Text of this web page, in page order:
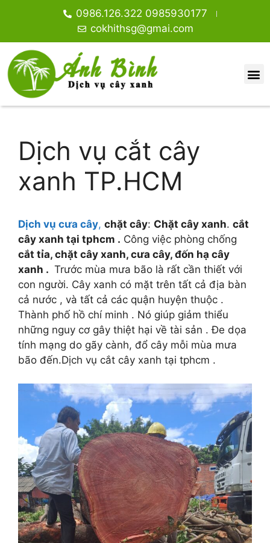
0986.126.322 0985930177
cokhithsg@gmai.com
Dịch vụ cắt cây
xanh TP.HCM
Dịch vụ cưa cây, chặt cây: Chặt cây xanh. cắt
cây xanh tại tphcm . Công việc phòng chống
cắt tỉa, chặt cây xanh, cưa cây, đốn hạ cây
xanh . Trước mùa mưa bão là rất cần thiết với
con người. Cây xanh có mặt trên tất cả địa bàn
cả nước , và tất cả các quận huyện thuộc .
Thành phố hồ chí minh . Nó giúp giảm thiểu
những nguy cơ gây thiệt hại về tài sản . Đe dọa
tính mạng do gãy cành, đổ cây mỗi mùa mưa
bão đến.Dịch vụ cắt cây xanh tại tphcm .